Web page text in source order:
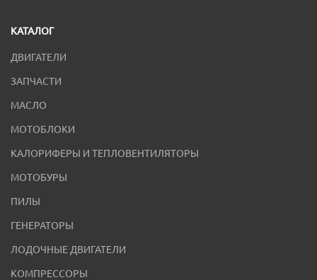
КАТАЛОГ
ДВИГАТЕЛИ
ЗАПЧАСТИ
МАСЛО
МОТОБЛОКИ
КАЛОРИФЕРЫ И ТЕПЛОВЕНТИЛЯТОРЫ
МОТОБУРЫ
ПИЛЫ
ГЕНЕРАТОРЫ
ЛОДОЧНЫЕ ДВИГАТЕЛИ
КОМПРЕССОРЫ